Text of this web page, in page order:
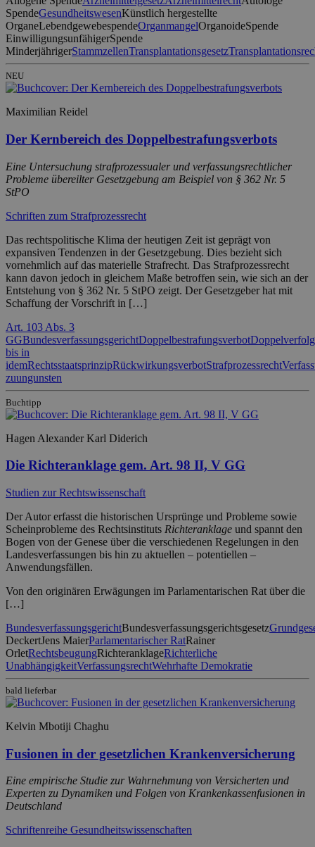
SpendeGesundheitswesenKünstlich hergestellte
OrganeLebendgewebespendeOrganmangelOrganoideSpende
EinwilligungsunfähigerSpende
MinderjährigerStammzellenTransplantationsgesetz
NEU
Maximilian Reidel
Der Kernbereich des Doppelbestrafungsverbots
Eine Untersuchung strafprozessualer und verfassungsrechtlicher
Probleme übereilter Gesetzgebung am Beispiel von § 362 Nr. 5
StPO
Schriften zum Strafprozessrecht
Das rechtspolitische Klima der heutigen Zeit ist geprägt von
expansiven Tendenzen in der Gesetzgebung. Dies bezieht sich
vornehmlich auf das materielle Strafrecht. Das Strafprozessrecht
kann davon jedoch in gleichem Maße betroffen sein, wie sich an der
Entstehung von § 362 Nr. 5 StPO zeigt. Der Gesetzgeber hat mit
Schaffung der Vorschrift in […]
Art. 103 Abs. 3
GGBundesverfassungsgerichtDoppelbestrafungsverbot
bis in
idemRechtsstaatsprinzipRückwirkungsverbotStrafprozessrecht
zuungunsten
Buchtipp
Hagen Alexander Karl Diderich
Die Richteranklage gem. Art. 98 II, V GG
Studien zur Rechtswissenschaft
Der Autor erfasst die historischen Ursprünge und Probleme sowie
Scheinprobleme des Rechtsinstituts Richteranklage und spannt den
Bogen von der Genese über die verschiedenen Regelungen in den
Landesverfassungen bis hin zu aktuellen – potentiellen –
Anwendungsfällen.
Von den originären Erwägungen im Parlamentarischen Rat über die
[…]
BundesverfassungsgerichtBundesverfassungsgerichtsgesetz
DeckertJens MaierParlamentarischer RatRainer
OrletRechtsbeugungRichteranklageRichterliche
UnabhängigkeitVerfassungsrechtWehrhafte Demokratie
bald lieferbar
Kelvin Mbotiji Chaghu
Fusionen in der gesetzlichen Krankenversicherung
Eine empirische Studie zur Wahrnehmung von Versicherten und
Experten zu Dynamiken und Folgen von Krankenkassenfusionen in
Deutschland
Schriftenreihe Gesundheitswissenschaften